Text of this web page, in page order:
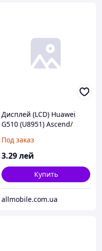
Дисплей (LCD) Huawei
G510 (U8951) Ascend/
24 pin
Под заказ
3.29лей
Купить
allmobile.com.ua